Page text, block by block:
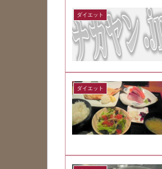
ダイエット
ダイエット